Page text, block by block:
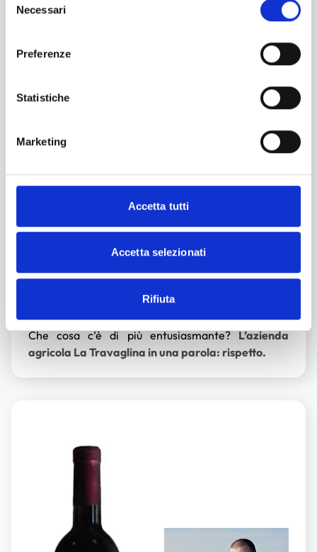
delNecessari
Preferenze
Statistiche
Marketing
Accetta tutti
Accetta selezionati
Rifiuta
paesaggio dolce e incontaminato: proprio alla
dedicata a una
produzione vinicola attenta e
Una delle prime scelte, all’inizio degli anni ’90, è
l’adesione ai principi dell’agricoltura
una politica agricola mirata alla
sostenibilità ambientale ha portato all’abolizione
agricole in vigna, dei fertilizzanti e dei trattamenti
Da allora, si sono sempre compiuti passi avanti nel
rispetto del territorio, del vino prodotto, e
che da 50 anni lavora fianco a fianco, con
grandissimo affiatamento, a un progetto comune.
Che cosa c’è di più entusiasmante?L’azienda
agricola La Travaglina in una parola: rispetto.